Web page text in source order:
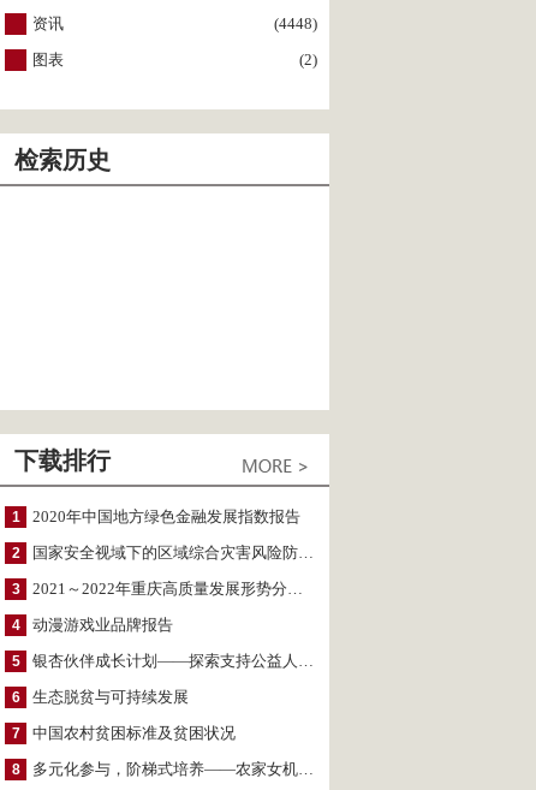
资讯
(4448)
图表
(2)
检索历史
下载排行
1 2020年中国地方绿色金融发展指数报告
2 国家安全视域下的区域综合灾害风险防范与风险融资战略思考
3 2021～2022年重庆高质量发展形势分析与预测
4 动漫游戏业品牌报告
5 银杏伙伴成长计划——探索支持公益人才的路径
6 生态脱贫与可持续发展
7 中国农村贫困标准及贫困状况
8 多元化参与，阶梯式培养——农家女机构农村妇女参政项目介绍